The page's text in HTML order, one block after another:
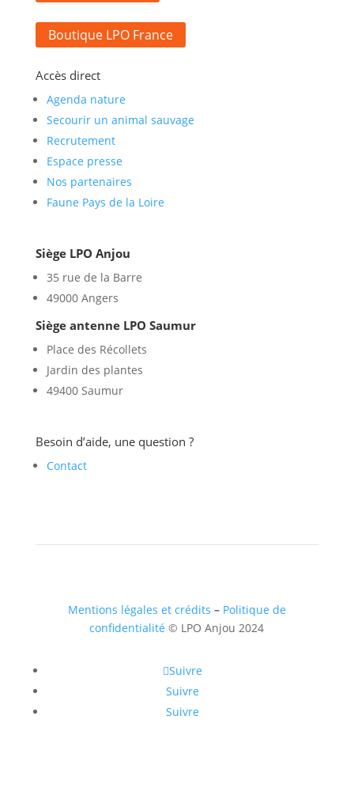
Boutique LPO France
Accès direct
Agenda nature
Secourir un animal sauvage
Recrutement
Espace presse
Nos partenaires
Faune Pays de la Loire
Siège LPO Anjou
35 rue de la Barre
49000 Angers
Siège antenne LPO Saumur
Place des Récollets
Jardin des plantes
49400 Saumur
Besoin d’aide, une question ?
Contact
Mentions légales et crédits – Politique de
confidentialité © LPO Anjou 2024
Suivre
Suivre
Suivre